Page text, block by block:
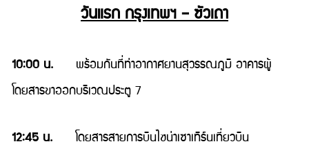
วันแรก กรุงเทพฯ – ซัวเถา
10:00 น. พร้อมกันที่ท่าอากาศยานสุวรรณภูมิ อาคารผู้
โดยสารขาออกบริเวณประตู 7
12:45 น. โดยสารสายการบินไชน่าเซาเทิร์นเที่ยวบิน